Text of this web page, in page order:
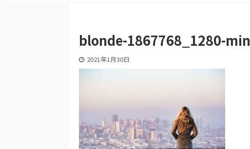
blonde-1867768_1280-min
2021年1月30日